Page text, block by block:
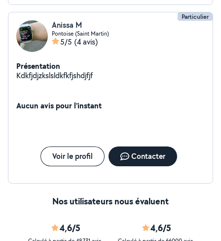
Particulier
Anissa M
Pontoise (Saint Martin)
5/5 (4 avis)
Présentation
Kdkfjdjzkslsldkfkfjshdjfjf
Aucun avis pour l'instant
Voir le profil Contacter
Nos utilisateurs nous évaluent
4,6/5 4,6/5